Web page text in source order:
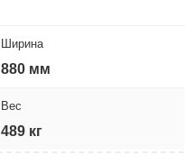
Ширина
880 мм
Вес
489 кг